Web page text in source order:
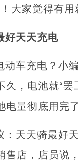
大家觉得有用
好天天充电
动车充电？小
久，电池就“
电量彻底用完
：天天骑最好
售店，店员说